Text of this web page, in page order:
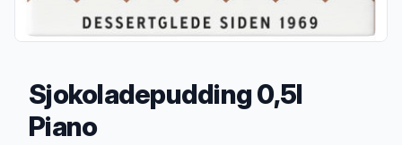
Sjokoladepudding 0,5l
Piano